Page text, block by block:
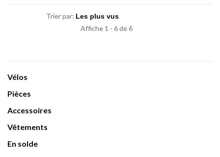
Trier par:
Affiche 1 - 6 de 6
Vélos
Pièces
Accessoires
Vêtements
En solde